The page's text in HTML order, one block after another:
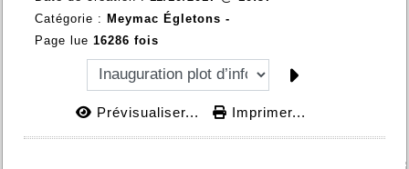
Catégorie :
Meymac Égletons -
Page lue 16286 fois
Prévisualiser... Imprimer...